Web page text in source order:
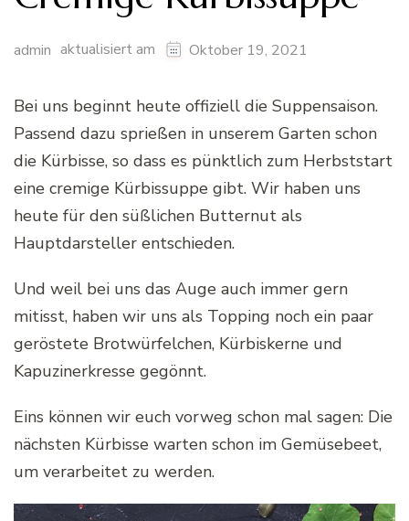
admin aktualisiert am Oktober 19, 2021
Bei uns beginnt heute offiziell die Suppensaison.
Passend dazu sprießen in unserem Garten schon
die Kürbisse, so dass es pünktlich zum Herbststart
eine cremige Kürbissuppe gibt. Wir haben uns
heute für den süßlichen Butternut als
Hauptdarsteller entschieden.
Und weil bei uns das Auge auch immer gern
mitisst, haben wir uns als Topping noch ein paar
geröstete Brotwürfelchen, Kürbiskerne und
Kapuzinerkresse gegönnt.
Eins können wir euch vorweg schon mal sagen: Die
nächsten Kürbisse warten schon im Gemüsebeet,
um verarbeitet zu werden.